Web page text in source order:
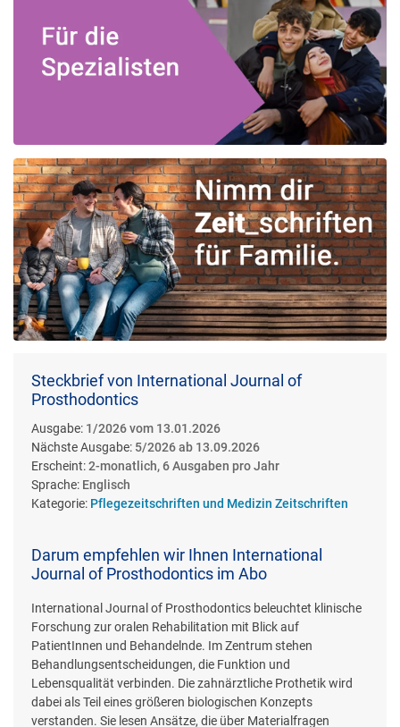
Steckbrief von International Journal of
Prosthodontics
Ausgabe: 1/2026 vom 13.01.2026
Nächste Ausgabe: 5/2026 ab 13.09.2026
Erscheint:2-monatlich, 6 Ausgaben pro Jahr
Sprache: Englisch
Kategorie: Pflegezeitschriften und Medizin Zeitschriften
Darum empfehlen wir Ihnen International
Journal of Prosthodontics im Abo
International Journal of Prosthodontics beleuchtet klinische
Forschung zur oralen Rehabilitation mit Blick auf
PatientInnen und Behandelnde. Im Zentrum stehen
Behandlungsentscheidungen, die Funktion und
Lebensqualität verbinden. Die zahnärztliche Prothetik wird
dabei als Teil eines größeren biologischen Konzepts
verstanden. Sie lesen Ansätze, die über Materialfragen